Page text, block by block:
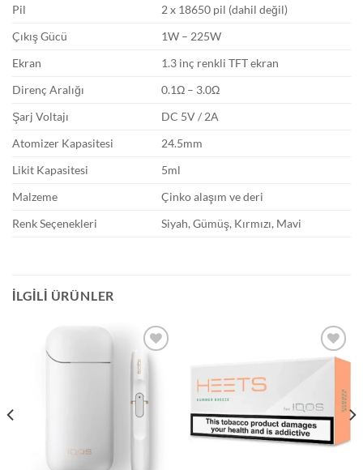
Pil
2 x 18650 pil (dahil değil)
Çıkış Gücü
1W – 225W
Ekran
1.3 inç renkli TFT ekran
Direnç Aralığı
0.1Ω – 3.0Ω
Şarj Voltajı
DC 5V / 2A
Atomizer Kapasitesi
24.5mm
Likit Kapasitesi
5ml
Malzeme
Çinko alaşım ve deri
Renk Seçenekleri
Siyah, Gümüş, Kırmızı, Mavi
İLGILI ÜRÜNLER
Add to
wishlist
Add to